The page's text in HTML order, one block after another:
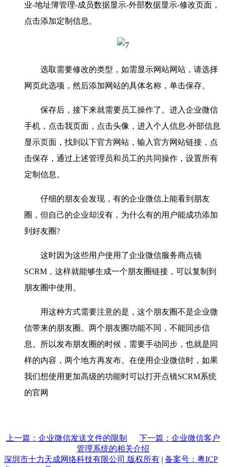
业-地址簿管理-成员数据显示-外部数据显示-修改页面，
点击添加定制信息。
选取需要修改的类型，如需显示网站网站，请选择
网页此选项，然后添加网站的具体名称，单击保存。
保存后，接下来就需要员工操作了。进入企业微信
手机，点击我页面，点击头像，进入个人信息-外部信息
显示页面，找到以下官方网站，输入官方网站链接，点
击保存，通过上述管理员和员工的共同操作，设置所有
定制信息。
仔细的朋友会发现，有的企业微信上能看到朋友
圈，但自己的企业却没有，为什么有的用户能成功添加
到好友圈?
这时因为这些用户使用了企业微信服务商点镜
SCRM，这样就能够生成一个朋友圈链接，可以复制到
朋友圈中使用。
用这种方式需要注意的是，这个朋友圈不是企业微
信带来的朋友圈。两个朋友圈功能不同，不能同步信
息。所以发布朋友圈的时候，需要手动同步，也就是同
样的内容，两个地方再发布。在使用企业微信时，如果
我们想使用更加高级的功能时可以打开点镜SCRM系统
的官网
上一篇：企业微信发送文件的限制
下一篇：企业微信客户
管理系统的相关介绍
深圳市十力天成网络科技有限公司 版权所有 | 备案号：粤ICP